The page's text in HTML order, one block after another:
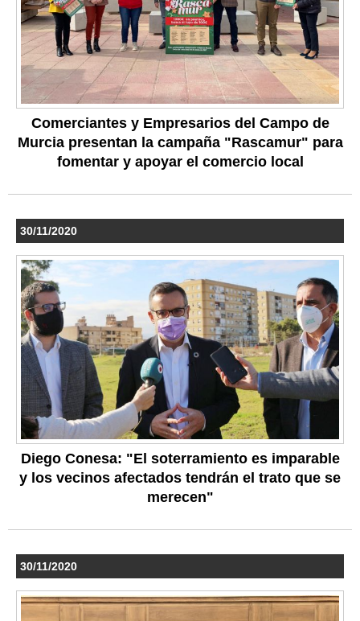
Comerciantes y Empresarios del Campo de
Murcia presentan la campaña "Rascamur" para
fomentar y apoyar el comercio local
30/11/2020
Diego Conesa: "El soterramiento es imparable
y los vecinos afectados tendrán el trato que se
merecen"
30/11/2020